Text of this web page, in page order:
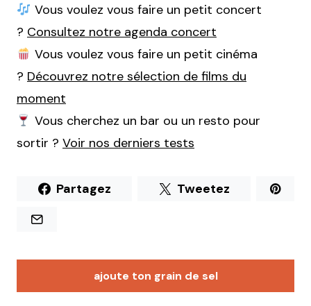
Vous voulez vous faire un petit concert
? Consultez notre agenda concert
Vous voulez vous faire un petit cinéma
? Découvrez notre sélection de films du
moment
Vous cherchez un bar ou un resto pour
sortir ? Voir nos derniers tests
Partagez Tweetez
ajoute ton grain de sel